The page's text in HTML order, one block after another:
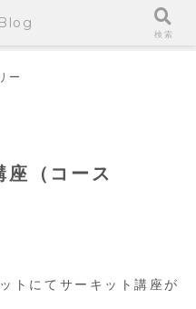
ー
（コース
トにてサーキット講座が
検索